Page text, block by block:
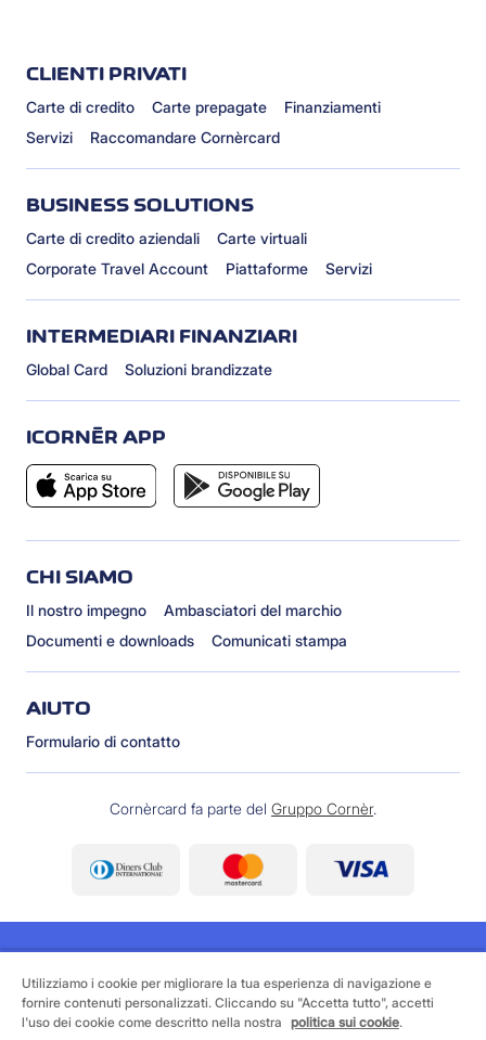
CLIENTI PRIVATI
Carte di credito Carte prepagate
Finanziamenti
Servizi
Raccomandare Cornèrcard
BUSINESS SOLUTIONS
Carte di credito aziendali
Carte virtuali
Corporate Travel Account
Piattaforme Servizi
INTERMEDIARI FINANZIARI
Global Card Soluzioni brandizzate
ICORNÈR APP
CHI SIAMO
Il nostro impegno
Ambasciatori del marchio
Documenti e downloads
Comunicati stampa
AIUTO
Formulario di contatto
Cornèrcard fa parte del Gruppo Cornèr.
©2026 Cornèrcard - Cornèr Banca SA, Cornèrcard,
Via Canova 16, 6901 Lugano
Utilizziamo i cookie per migliorare la tua esperienza di navigazione e
fornire contenuti personalizzati. Cliccando su "Accetta tutto", accetti
l'uso dei cookie come descritto nella nostra politica sui cookie.